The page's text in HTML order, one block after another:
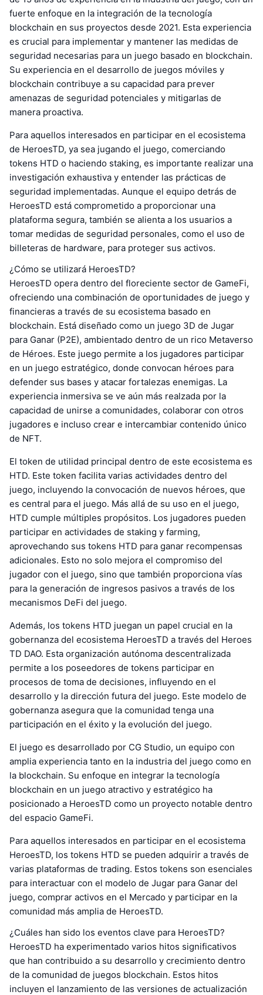
fuerte enfoque en la integración de la tecnología
blockchain en sus proyectos desde 2021. Esta experiencia
es crucial para implementar y mantener las medidas de
seguridad necesarias para un juego basado en blockchain.
Su experiencia en el desarrollo de juegos móviles y
blockchain contribuye a su capacidad para prever
amenazas de seguridad potenciales y mitigarlas de
manera proactiva.
Para aquellos interesados en participar en el ecosistema
de HeroesTD, ya sea jugando el juego, comerciando
tokens HTD o haciendo staking, es importante realizar una
investigación exhaustiva y entender las prácticas de
seguridad implementadas. Aunque el equipo detrás de
HeroesTD está comprometido a proporcionar una
plataforma segura, también se alienta a los usuarios a
tomar medidas de seguridad personales, como el uso de
billeteras de hardware, para proteger sus activos.
¿Cómo se utilizará HeroesTD?
HeroesTD opera dentro del floreciente sector de GameFi,
ofreciendo una combinación de oportunidades de juego y
financieras a través de su ecosistema basado en
blockchain. Está diseñado como un juego 3D de Jugar
para Ganar (P2E), ambientado dentro de un rico Metaverso
de Héroes. Este juego permite a los jugadores participar
en un juego estratégico, donde convocan héroes para
defender sus bases y atacar fortalezas enemigas. La
experiencia inmersiva se ve aún más realzada por la
capacidad de unirse a comunidades, colaborar con otros
jugadores e incluso crear e intercambiar contenido único
de NFT.
El token de utilidad principal dentro de este ecosistema es
HTD. Este token facilita varias actividades dentro del
juego, incluyendo la convocación de nuevos héroes, que
es central para el juego. Más allá de su uso en el juego,
HTD cumple múltiples propósitos. Los jugadores pueden
participar en actividades de staking y farming,
aprovechando sus tokens HTD para ganar recompensas
adicionales. Esto no solo mejora el compromiso del
jugador con el juego, sino que también proporciona vías
para la generación de ingresos pasivos a través de los
mecanismos DeFi del juego.
Además, los tokens HTD juegan un papel crucial en la
gobernanza del ecosistema HeroesTD a través del Heroes
TD DAO. Esta organización autónoma descentralizada
permite a los poseedores de tokens participar en
procesos de toma de decisiones, influyendo en el
desarrollo y la dirección futura del juego. Este modelo de
gobernanza asegura que la comunidad tenga una
participación en el éxito y la evolución del juego.
El juego es desarrollado por CG Studio, un equipo con
amplia experiencia tanto en la industria del juego como en
la blockchain. Su enfoque en integrar la tecnología
blockchain en un juego atractivo y estratégico ha
posicionado a HeroesTD como un proyecto notable dentro
del espacio GameFi.
Para aquellos interesados en participar en el ecosistema
HeroesTD, los tokens HTD se pueden adquirir a través de
varias plataformas de trading. Estos tokens son esenciales
para interactuar con el modelo de Jugar para Ganar del
juego, comprar activos en el Mercado y participar en la
comunidad más amplia de HeroesTD.
¿Cuáles han sido los eventos clave para HeroesTD?
HeroesTD ha experimentado varios hitos significativos
que han contribuido a su desarrollo y crecimiento dentro
de la comunidad de juegos blockchain. Estos hitos
incluyen el lanzamiento de las versiones de actualización